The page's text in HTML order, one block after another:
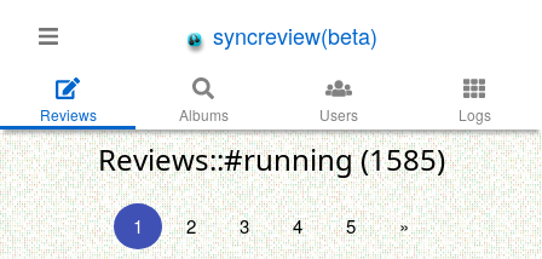
syncreview(beta)
Reviews Albums Users Logs
Reviews::#running (1585)
1 2 3 4 5 »